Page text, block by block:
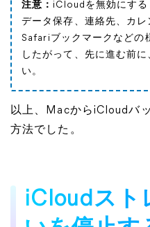
注意： iCloudを無効にす
データ保存、連絡先、カレ
Safariブックマークなどの
したがって、先に進む前
い。
以上、MacからiCloudバ
方法でした。
iCloudスト